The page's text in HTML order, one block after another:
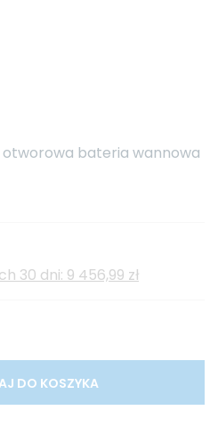
otworowa bateria wannowa
30 dni: 9 456,99 zł
DO KOSZYKA